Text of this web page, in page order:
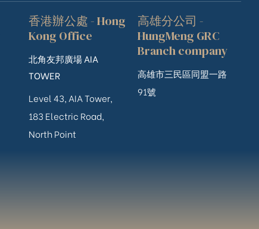
香港辦公處 - Hong
Kong Office
北角友邦廣場 AIA
TOWER
Level 43, AIA Tower,
183 Electric Road,
North Point
高雄分公司 -
HungMeng GRC
Branch company
高雄市三民區同盟一路
91號